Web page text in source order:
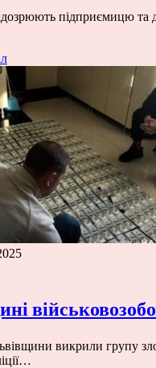
підприємицю та
викрили групу